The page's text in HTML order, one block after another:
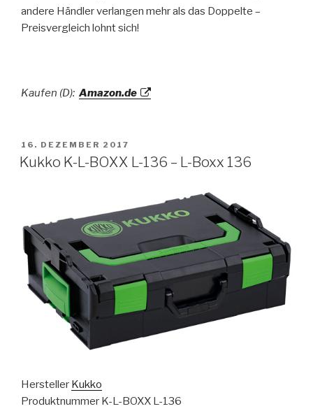
andere Händler verlangen mehr als das Doppelte –
Preisvergleich lohnt sich!
Kaufen (D): Amazon.de
VERÖFFENTLICHT
AM
16. DEZEMBER 2017
Kukko K-L-BOXX L-136 – L-Boxx 136
Hersteller Kukko
Produktnummer K-L-BOXX L-136